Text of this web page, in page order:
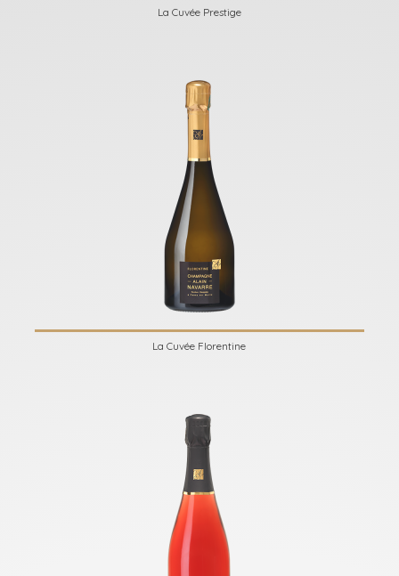
La Cuvée Prestige
La Cuvée Florentine